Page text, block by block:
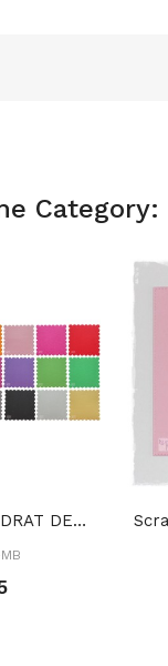
Category:
Scrap 10. KWADRAT DEKORACYJNY. CIASTECZKO 13 cm